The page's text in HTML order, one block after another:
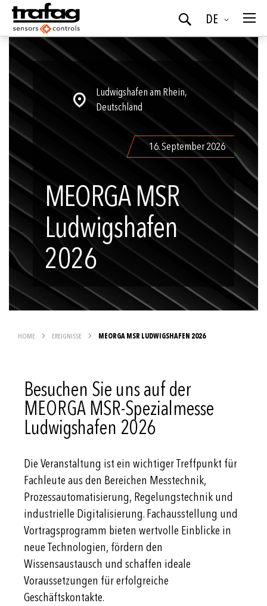
Sprache
DE
Suchen
HOME EREIGNISSE MEORGA MSR LUDWIGSHAFEN 2026
Ludwigshafen am Rhein,
Deutschland
16. September 2026
MEORGA MSR
Ludwigshafen
2026
Besuchen Sie uns auf der
MEORGA MSR-Spezialmesse
Ludwigshafen 2026
Die Veranstaltung ist ein wichtiger Treffpunkt für
Fachleute aus den Bereichen Messtechnik,
Prozessautomatisierung, Regelungstechnik und
industrielle Digitalisierung. Fachausstellung und
Vortragsprogramm bieten wertvolle Einblicke in
neue Technologien, fördern den
Wissensaustausch und schaffen ideale
Voraussetzungen für erfolgreiche
Geschäftskontakte.